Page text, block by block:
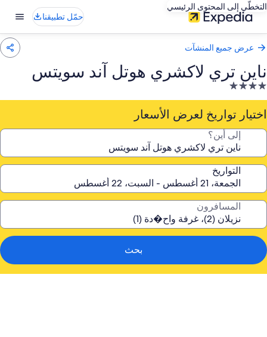
التخطّي إلى المحتوى الرئيسي
حمّل تطبيقنا
عرض جميع المنشآت
ناين تري لاكشري هوتل آند سويتس
منشأة
فندقية
مصنفة
4.0
اختيار تواريخ لعرض الأسعار
إلى أين؟
التواريخ
المسافرون
بحث